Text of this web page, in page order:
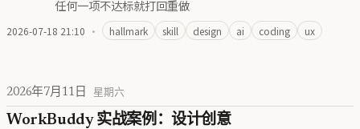
任何一项不达标就打回重做
2026-07-18 21:10 · hallmark skill design ai coding ux
2026年7月11日 星期六
WorkBuddy 实战案例：设计创意